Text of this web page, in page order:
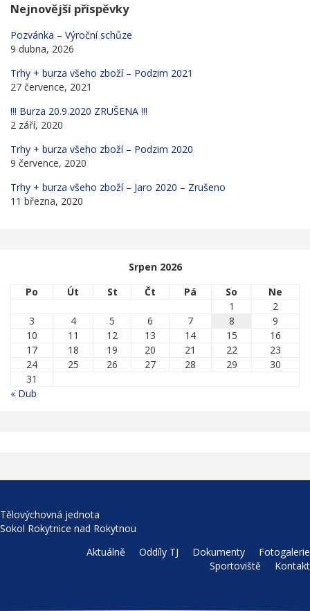
Nejnovější příspěvky
Pozvánka – Výroční schůze
9 dubna, 2026
Trhy + burza všeho zboží – Podzim 2021
27 července, 2021
!!! Burza 20.9.2020 ZRUŠENA !!!
2 září, 2020
Trhy + burza všeho zboží – Podzim 2020
9 července, 2020
Trhy + burza všeho zboží – Jaro 2020 – Zrušeno
11 března, 2020
Srpen 2026
Po
Út St Čt Pá So
Ne
1
2
3
4 5 6 7 8
9
10
11 12 13 14 15
16
17
18 19 20 21 22
23
24
25 26 27 28 29
30
31
« Dub
Tělovýchovná jednota
Sokol Rokytnice nad Rokytnou
Aktuálně
Oddíly TJ Dokumenty
Fotogalerie
Sportoviště
Kontakt